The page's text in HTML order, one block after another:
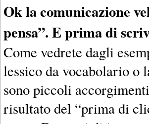
Ok la comunicazione
pensa”. E prima di
Come vedrete dagli
lessico da vocabolario o
sono piccoli
risultato del “prima di